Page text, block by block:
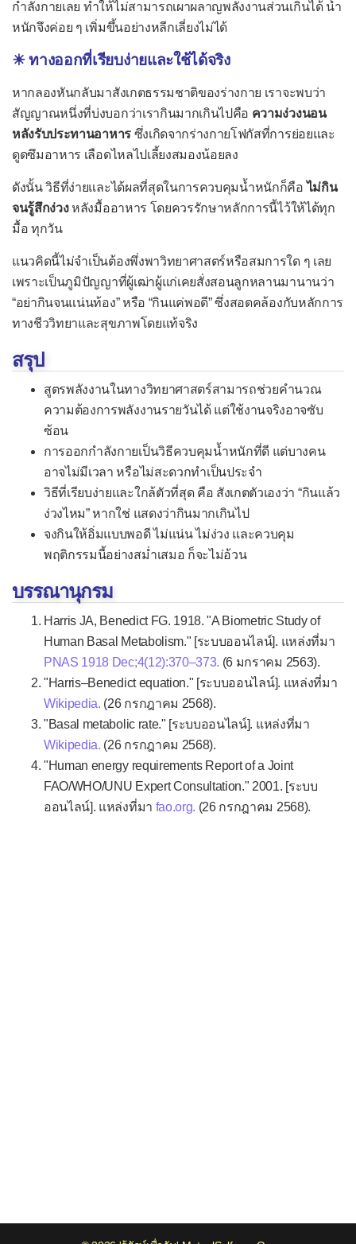
กำลังกายเลย ทำให้ไม่สามารถเผาผลาญพลังงานส่วนเกินได้ น้ำ
หนักจึงค่อย ๆ เพิ่มขึ้นอย่างหลีกเลี่ยงไม่ได้
☀ ทางออกที่เรียบง่ายและใช้ได้จริง
หากลองหันกลับมาสังเกตธรรมชาติของร่างกาย เราจะพบว่า
สัญญาณหนึ่งที่บ่งบอกว่าเรากินมากเกินไปคือ ความง่วงนอน
หลังรับประทานอาหารซึ่งเกิดจากร่างกายโฟกัสที่การย่อยและ
ดูดซึมอาหาร เลือดไหลไปเลี้ยงสมองน้อยลง
ดังนั้น วิธีที่ง่ายและได้ผลที่สุดในการควบคุมน้ำหนักก็คือไม่กิน
จนรู้สึกง่วงหลังมื้ออาหาร โดยควรรักษาหลักการนี้ไว้ให้ได้ทุก
มื้อ ทุกวัน
แนวคิดนี้ไม่จำเป็นต้องพึ่งพาวิทยาศาสตร์หรือสมการใด ๆ เลย
เพราะเป็นภูมิปัญญาที่ผู้เฒ่าผู้แก่เคยสั่งสอนลูกหลานมานานว่า
“อย่ากินจนแน่นท้อง” หรือ “กินแค่พอดี” ซึ่งสอดคล้องกับหลักการ
ทางชีววิทยาและสุขภาพโดยแท้จริง
สรุป
สูตรพลังงานในทางวิทยาศาสตร์สามารถช่วยคำนวณ
ความต้องการพลังงานรายวันได้ แต่ใช้งานจริงอาจซับ
ซ้อน
การออกกำลังกายเป็นวิธีควบคุมน้ำหนักที่ดี แต่บางคน
อาจไม่มีเวลา หรือไม่สะดวกทำเป็นประจำ
วิธีที่เรียบง่ายและใกล้ตัวที่สุด คือ สังเกตตัวเองว่า “กินแล้ว
ง่วงไหม” หากใช่ แสดงว่ากินมากเกินไป
จงกินให้อิ่มแบบพอดี ไม่แน่น ไม่ง่วง และควบคุม
พฤติกรรมนี้อย่างสม่ำเสมอ ก็จะไม่อ้วน
บรรณานุกรม
Harris JA, Benedict FG. 1918. "A Biometric Study of
Human Basal Metabolism." [ระบบออนไลน์]. แหล่งที่มา
PNAS 1918 Dec;4(12):370–373. (6 มกราคม 2563).
"Harris–Benedict equation." [ระบบออนไลน์]. แหล่งที่มา
Wikipedia. (26 กรกฎาคม 2568).
"Basal metabolic rate." [ระบบออนไลน์]. แหล่งที่มา
Wikipedia. (26 กรกฎาคม 2568).
"Human energy requirements Report of a Joint
FAO/WHO/UNU Expert Consultation." 2001. [ระบบ
ออนไลน์]. แหล่งที่มา fao.org. (26 กรกฎาคม 2568).